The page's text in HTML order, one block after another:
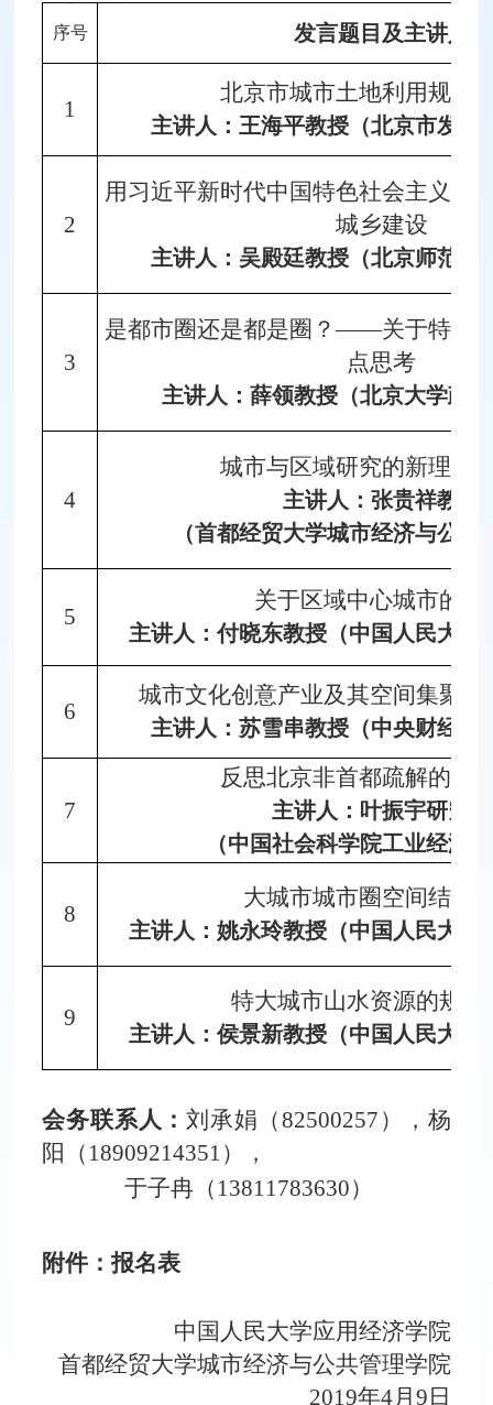
序号 发言题目及主讲人
1
北京市城市土地利用规划
主讲人：王海平教授（北京市发改
2
用习近平新时代中国特色社会主义思
城乡建设
主讲人：吴殿廷教授（北京师范大
3
是都市圈还是都是圈？——关于特大
点思考
主讲人：薛领教授（北京大学政
4
城市与区域研究的新理念
主讲人：张贵祥教授
（首都经贸大学城市经济与公共
5
关于区域中心城市的评
主讲人：付晓东教授（中国人民大学
6
城市文化创意产业及其空间集聚
主讲人：苏雪串教授（中央财经大
7
反思北京非首都疏解的阶
主讲人：叶振宇研究
（中国社会科学院工业经济
8
大城市城市圈空间结构
主讲人：姚永玲教授（中国人民大学
9
特大城市山水资源的规划
主讲人：侯景新教授（中国人民大学
会务联系人：刘承娟（82500257），杨
阳（18909214351），
于子冉（13811783630）
附件：报名表
中国人民大学应用经济学院
首都经贸大学城市经济与公共管理学院
2019年4月9日